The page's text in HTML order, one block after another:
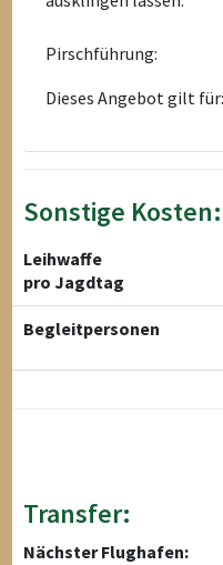
Pirschführung:
Dieses Angebot gilt
Sonstige Kosten:
Leihwaffe
pro Jagdtag
Begleitpersonen
Transfer:
Nächster Flughafen: